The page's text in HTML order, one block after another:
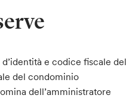
e codice fiscale
del condominio
dell’amministratore